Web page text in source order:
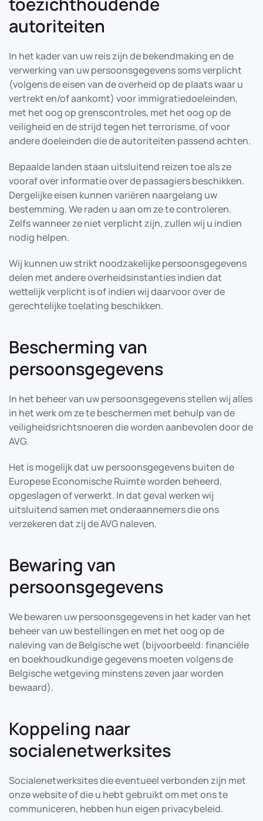
autoriteiten
In het kader van uw reis zijn de bekendmaking en de
verwerking van uw persoonsgegevens soms verplicht
(volgens de eisen van de overheid op de plaats waar u
vertrekt en/of aankomt) voor immigratiedoeleinden,
met het oog op grenscontroles, met het oog op de
veiligheid en de strijd tegen het terrorisme, of voor
andere doeleinden die de autoriteiten passend achten.
Bepaalde landen staan uitsluitend reizen toe als ze
vooraf over informatie over de passagiers beschikken.
Dergelijke eisen kunnen variëren naargelang uw
bestemming. We raden u aan om ze te controleren.
Zelfs wanneer ze niet verplicht zijn, zullen wij u indien
nodig helpen.
Wij kunnen uw strikt noodzakelijke persoonsgegevens
delen met andere overheidsinstanties indien dat
wettelijk verplicht is of indien wij daarvoor over de
gerechtelijke toelating beschikken.
Bescherming van
persoonsgegevens
In het beheer van uw persoonsgegevens stellen wij alles
in het werk om ze te beschermen met behulp van de
veiligheidsrichtsnoeren die worden aanbevolen door de
AVG.
Het is mogelijk dat uw persoonsgegevens buiten de
Europese Economische Ruimte worden beheerd,
opgeslagen of verwerkt. In dat geval werken wij
uitsluitend samen met onderaannemers die ons
verzekeren dat zij de AVG naleven.
Bewaring van
persoonsgegevens
We bewaren uw persoonsgegevens in het kader van het
beheer van uw bestellingen en met het oog op de
naleving van de Belgische wet (bijvoorbeeld: financiële
en boekhoudkundige gegevens moeten volgens de
Belgische wetgeving minstens zeven jaar worden
bewaard).
Koppeling naar
socialenetwerksites
Socialenetwerksites die eventueel verbonden zijn met
onze website of die u hebt gebruikt om met ons te
communiceren, hebben hun eigen privacybeleid.